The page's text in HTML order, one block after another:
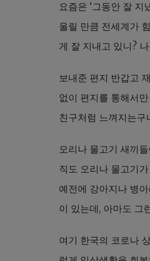
요즘은 ‘그동안 잘 지
울릴 만큼 전세계가
게 잘 지내고 있니?
보내준 편지 반갑고
없이 편지를 통해서
친구처럼 느껴지는구
오리나 물고기 새끼
직도 오리나 물고기
예전에 강아지나 병
이 있는데, 아마도 그
여기 한국의 코로나